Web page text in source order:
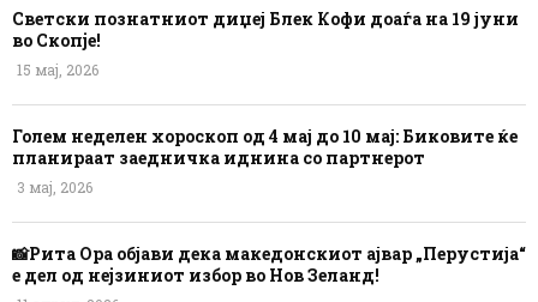
Светски познатниот диџеј Блек Кофи доаѓа на 19 јуни
во Скопје!
15 мај, 2026
Голем неделен хороскоп од 4 мај до 10 мај: Биковите ќе
планираат заедничка иднина со партнерот
3 мај, 2026
📸Рита Ора објави дека македонскиот ајвар „Перустија“
е дел од нејзиниот избор во Нов Зеланд!